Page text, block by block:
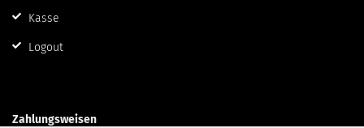
Kasse
Logout
Zahlungsweisen